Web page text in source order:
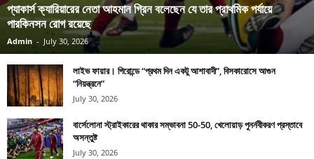
প্যাকার্স ক্যারিয়ারের নেতা আহমান গ্রিন বলেছেন যে তার প্রাথমিক পর্যায়ে
পারকিনসন রোগ রয়েছে
Admin - July 30, 2026
লাইভ ফায়ার। গিরোন্ডে “প্রথম দিন একটু আশাবাদী”, বিসকারোসে আগুন
“নিয়ন্ত্রনে”
July 30, 2026
বার্সেলোনা স্ট্রাইকারের থাকার সম্ভাবনা 50-50, খেলোয়াড় পুনর্নবীকরণ প্রস্তাবে
অসন্তুষ্ট
July 30, 2026